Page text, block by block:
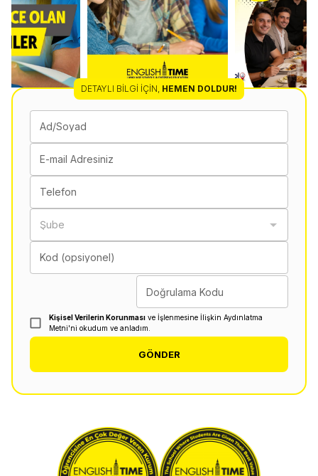
DETAYLI BILGI İÇIN, HEMEN DOLDUR!
Ad/Soyad
E-mail Adresiniz
Telefon
Şube
Kod (opsiyonel)
Doğrulama Kodu
Kişisel Verilerin Korunması ve İşlenmesine İlişkin Aydınlatma
Metni'ni okudum ve anladım.
GÖNDER